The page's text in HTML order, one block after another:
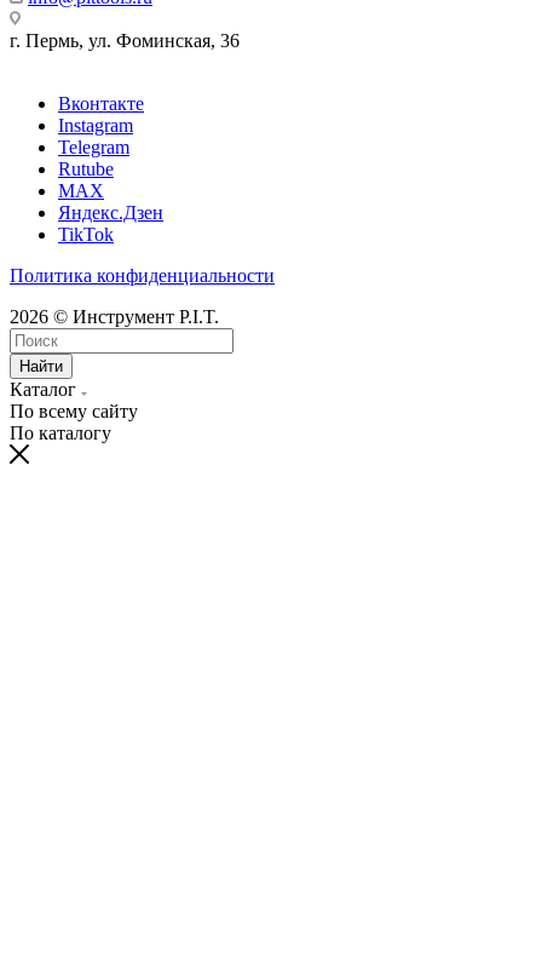
г. Пермь, ул. Фоминская, 36
Вконтакте
Instagram
Telegram
Rutube
MAX
Яндекс.Дзен
TikTok
Политика конфиденциальности
2026 © Инструмент P.I.T.
Найти
Каталог
По всему сайту
По каталогу